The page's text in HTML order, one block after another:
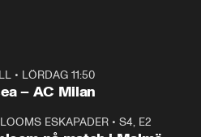
• LÖRDAG 11:50
Chelsea – AC Milan
ESKAPADER •S4, E2